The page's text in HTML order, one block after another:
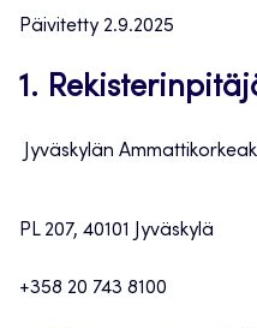
Päivitetty 2.9.2025
1.
Jyväskylän
PL 207, 40101 Jyväskylä
+358 20 743 8100